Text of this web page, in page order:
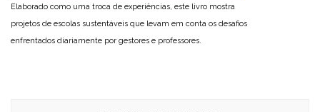
Elaborado como uma troca de experiências, este livro mostra
projetos de escolas sustentáveis que levam em conta os desafios
enfrentados diariamente por gestores e professores.